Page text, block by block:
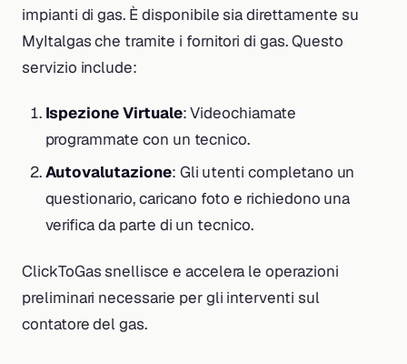
impianti di gas. È disponibile sia direttamente su
MyItalgas che tramite i fornitori di gas. Questo
servizio include:
Ispezione Virtuale: Videochiamate
programmate con un tecnico.
Autovalutazione: Gli utenti completano un
questionario, caricano foto e richiedono una
verifica da parte di un tecnico.
ClickToGas snellisce e accelera le operazioni
preliminari necessarie per gli interventi sul
contatore del gas.